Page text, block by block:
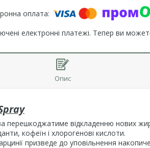
електронні платежі. Тепер ви
Опис
перешкоджатиме відкладенню нових
кофеїн і хлорогенові кислоти.
призведе до уповільнення